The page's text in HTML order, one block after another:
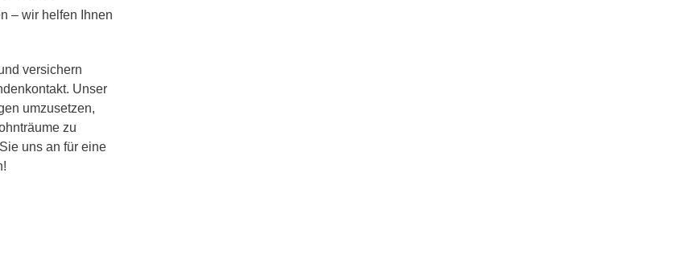
– wir helfen Ihnen
versichern
Unser
umzusetzen,
zu
uns an für eine